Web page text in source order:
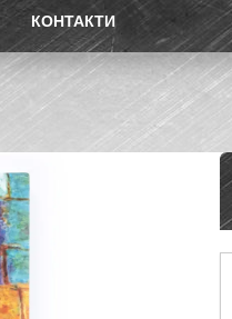
КОНТАКТИ